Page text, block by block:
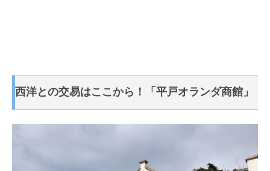
西洋との交易はここから！「平戸オランダ商館」